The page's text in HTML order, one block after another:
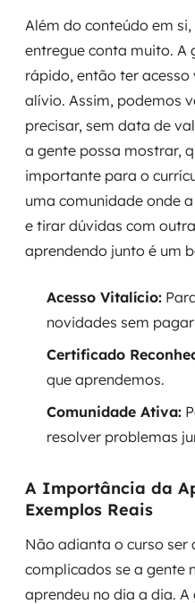
Além do conteúdo em
entregue conta muito. A
rápido, então ter
alívio. Assim, podemos
precisar, sem data de
a gente possa mostrar,
importante para o
uma comunidade onde
e tirar dúvidas com
aprendendo junto é um
Acesso Vitalício:
novidades sem
Certificado
que aprendemos.
Comunidade Ativa:
resolver problemas
A Importância da
Exemplos Reais
Não adianta o curso ser
complicados se a gente
aprendeu no dia a dia.